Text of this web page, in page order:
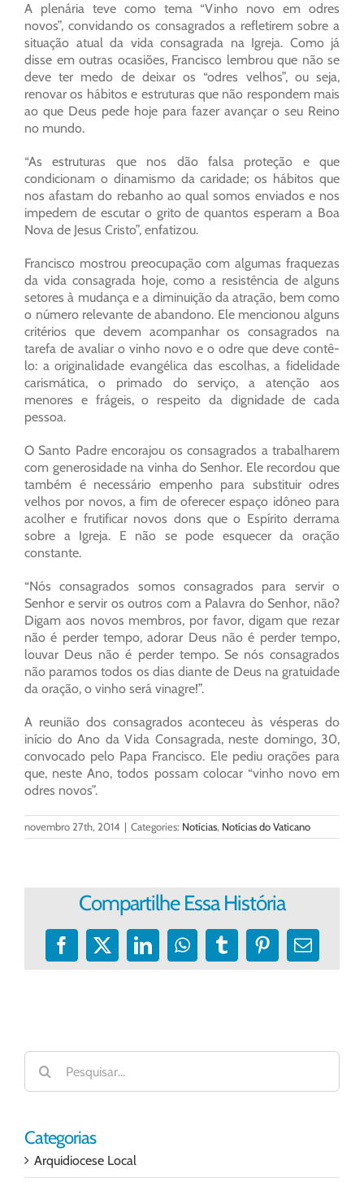
A plenária teve como tema “Vinho novo em odres
novos”, convidando os consagrados a refletirem sobre a
situação atual da vida consagrada na Igreja. Como já
disse em outras ocasiões, Francisco lembrou que não se
deve ter medo de deixar os “odres velhos”, ou seja,
renovar os hábitos e estruturas que não respondem mais
ao que Deus pede hoje para fazer avançar o seu Reino
no mundo.
“As estruturas que nos dão falsa proteção e que
condicionam o dinamismo da caridade; os hábitos que
nos afastam do rebanho ao qual somos enviados e nos
impedem de escutar o grito de quantos esperam a Boa
Nova de Jesus Cristo”, enfatizou.
Francisco mostrou preocupação com algumas fraquezas
da vida consagrada hoje, como a resistência de alguns
setores à mudança e a diminuição da atração, bem como
o número relevante de abandono. Ele mencionou alguns
critérios que devem acompanhar os consagrados na
tarefa de avaliar o vinho novo e o odre que deve contê-
lo: a originalidade evangélica das escolhas, a fidelidade
carismática, o primado do serviço, a atenção aos
menores e frágeis, o respeito da dignidade de cada
pessoa.
O Santo Padre encorajou os consagrados a trabalharem
com generosidade na vinha do Senhor. Ele recordou que
também é necessário empenho para substituir odres
velhos por novos, a fim de oferecer espaço idôneo para
acolher e frutificar novos dons que o Espírito derrama
sobre a Igreja. E não se pode esquecer da oração
constante.
“Nós consagrados somos consagrados para servir o
Senhor e servir os outros com a Palavra do Senhor, não?
Digam aos novos membros, por favor, digam que rezar
não é perder tempo, adorar Deus não é perder tempo,
louvar Deus não é perder tempo. Se nós consagrados
não paramos todos os dias diante de Deus na gratuidade
da oração, o vinho será vinagre!”.
A reunião dos consagrados aconteceu às vésperas do
início do Ano da Vida Consagrada, neste domingo, 30,
convocado pelo Papa Francisco. Ele pediu orações para
que, neste Ano, todos possam colocar “vinho novo em
odres novos”.
novembro 27th, 2014 | Categories: Notícias, Notícias do Vaticano
Compartilhe Essa História
Facebook
X LinkedInWhatsApp
TumblrPinterest
E-
Buscar
resultados
para:
Categorias
Arquidiocese Local